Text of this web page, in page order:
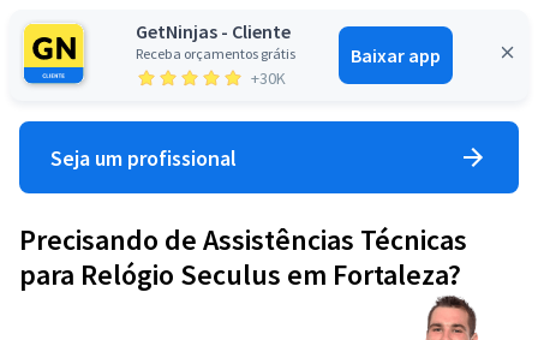
GetNinjas - Cliente
Receba orçamentos grátis
+30K
Baixar app
Entrar
Seja um profissional
Precisando de Assistências Técnicas
para Relógio Seculus em Fortaleza?